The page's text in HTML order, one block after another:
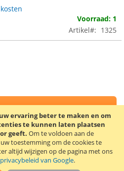
ervaring beter te maken en om
te kunnen laten plaatsen
geeft. Om te voldoen aan de
toestemming om de cookies te
altijd wijzigen op de pagina met ons
privacybeleid van Google.
Voorraad: 1
Artikel
1325
VERLANGLIJST